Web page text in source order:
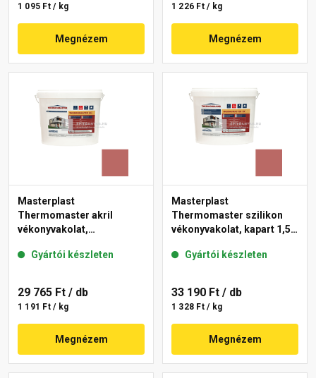
1 095 Ft / kg
Megnézem
1 226 Ft / kg
Megnézem
Masterplast
Thermomaster akril
vékonyvakolat,
21-C 25 kg
Gyártói készleten
29 765 Ft / db
1 191 Ft / kg
Megnézem
Masterplast
Thermomaster szilikon
vékonyvakolat, kapart 1,5
Gyártói készleten
33 190 Ft / db
1 328 Ft / kg
Megnézem